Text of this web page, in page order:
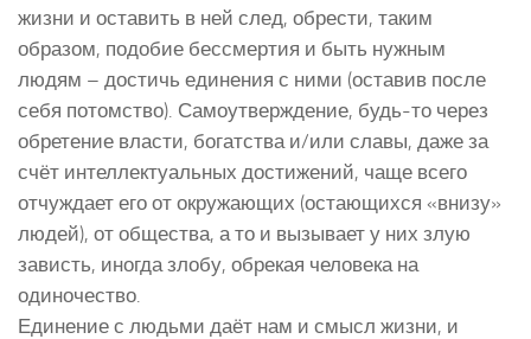
жизни и оставить в ней след, обрести, таким
образом, подобие бессмертия и быть нужным
людям – достичь единения с ними (оставив после
себя потомство). Самоутверждение, будь-то через
обретение власти, богатства и/или славы, даже за
счёт интеллектуальных достижений, чаще всего
отчуждает его от окружающих (остающихся «внизу»
людей), от общества, а то и вызывает у них злую
зависть, иногда злобу, обрекая человека на
одиночество.
Единение с людьми даёт нам и смысл жизни, и